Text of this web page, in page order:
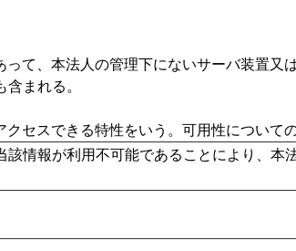
、本法人の管理下にないサーバ装置又
まれる。
スできる特性をいう。可用性について
情報が利用不可能であることにより、